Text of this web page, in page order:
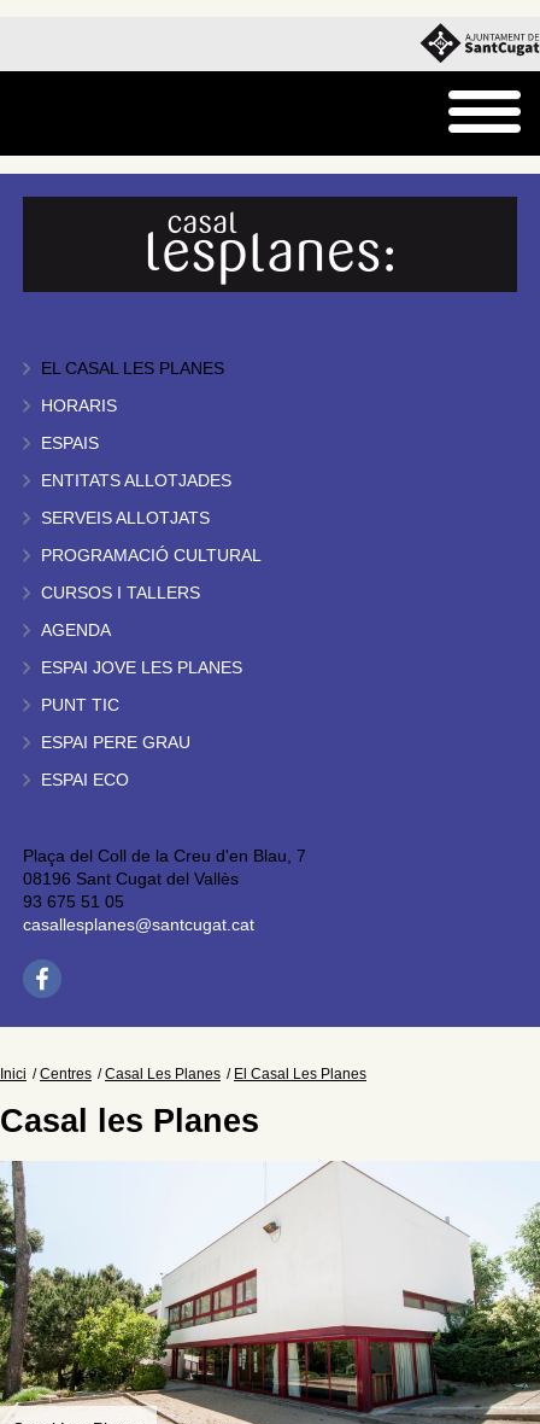
EL CASAL LES PLANES
HORARIS
ESPAIS
ENTITATS ALLOTJADES
SERVEIS ALLOTJATS
PROGRAMACIÓ CULTURAL
CURSOS I TALLERS
AGENDA
ESPAI JOVE LES PLANES
PUNT TIC
ESPAI PERE GRAU
ESPAI ECO
Plaça del Coll de la Creu d'en Blau, 7
08196 Sant Cugat del Vallès
93 675 51 05
casallesplanes@santcugat.cat
Inici Centres Casal Les Planes El Casal Les Planes
Casal les Planes